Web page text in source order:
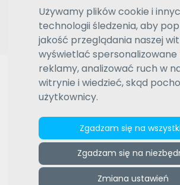
Używamy plików cookie i
technologii śledzenia, aby
jakość przeglądania naszej
wyświetlać spersonalizowane
reklamy, analizować ruch w
witrynie i wiedzieć, skąd
użytkownicy.
Zgadzam się na
Zgadzam się na
Zmiana ustawień
Znajdź tłumacza
Wyszukiwanie
Reklama
ZAMÓW REKLAMĘ W TYM
e-tlumacze.net>ZMTrans Biuro
Oferta tłumaczenia -